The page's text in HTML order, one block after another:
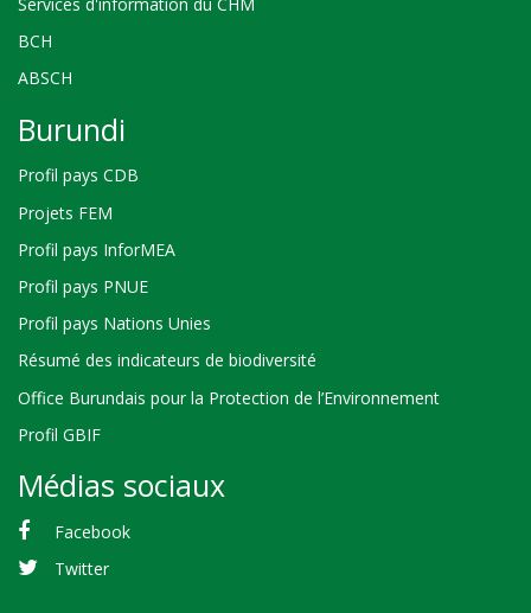
BCH
ABSCH
Burundi
Profil pays CDB
Projets FEM
Profil pays InforMEA
Profil pays PNUE
Profil pays Nations Unies
Résumé des indicateurs de biodiversité
Office Burundais pour la Protection de l’Environnement
Profil GBIF
Médias sociaux
Facebook
Twitter